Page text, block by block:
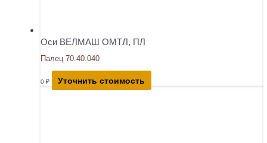
Оси ВЕЛМАШ ОМТЛ, ПЛ
Палец 70.40.040
0 ₽ Уточнить стоимость